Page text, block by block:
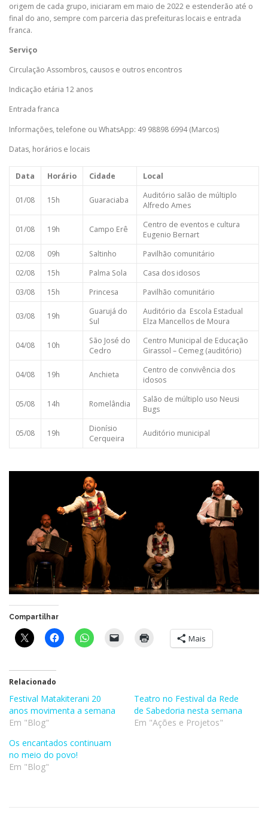
origem de cada grupo, iniciaram em maio de 2022 e estenderão até o
final do ano, sempre com parceria das prefeituras locais e entrada
franca.
Serviço
Circulação Assombros, causos e outros encontros
Indicação etária 12 anos
Entrada franca
Informações, telefone ou WhatsApp: 49 98898 6994 (Marcos)
Datas, horários e locais
Data Horário Cidade Local
01/08 15h Guaraciaba
Auditório salão de múltiplo
Alfredo Ames
01/08 19h Campo Erê
Centro de eventos e cultura
Eugenio Bernart
02/08
09h Saltinho
Pavilhão comunitário
02/08
15h Palma Sola
Casa dos idosos
03/08
15h Princesa Pavilhão comunitário
03/08 19h
Guarujá do
Sul
Auditório da Escola Estadual
Elza Mancellos de Moura
04/08 10h
São José do
Cedro
Centro Municipal de Educação
Girassol – Cemeg (auditório)
04/08 19h Anchieta
Centro de convivência dos
idosos
05/08 14h Romelândia
Salão de múltiplo uso Neusi
Bugs
05/08 19h
Dionísio
Cerqueira
Auditório municipal
Compartilhar
Mais
Relacionado
Festival Matakiterani 20
anos movimenta a semana
Em "Blog"
Teatro no Festival da Rede
de Sabedoria nesta semana
Em "Ações e Projetos"
Os encantados continuam
no meio do povo!
Em "Blog"